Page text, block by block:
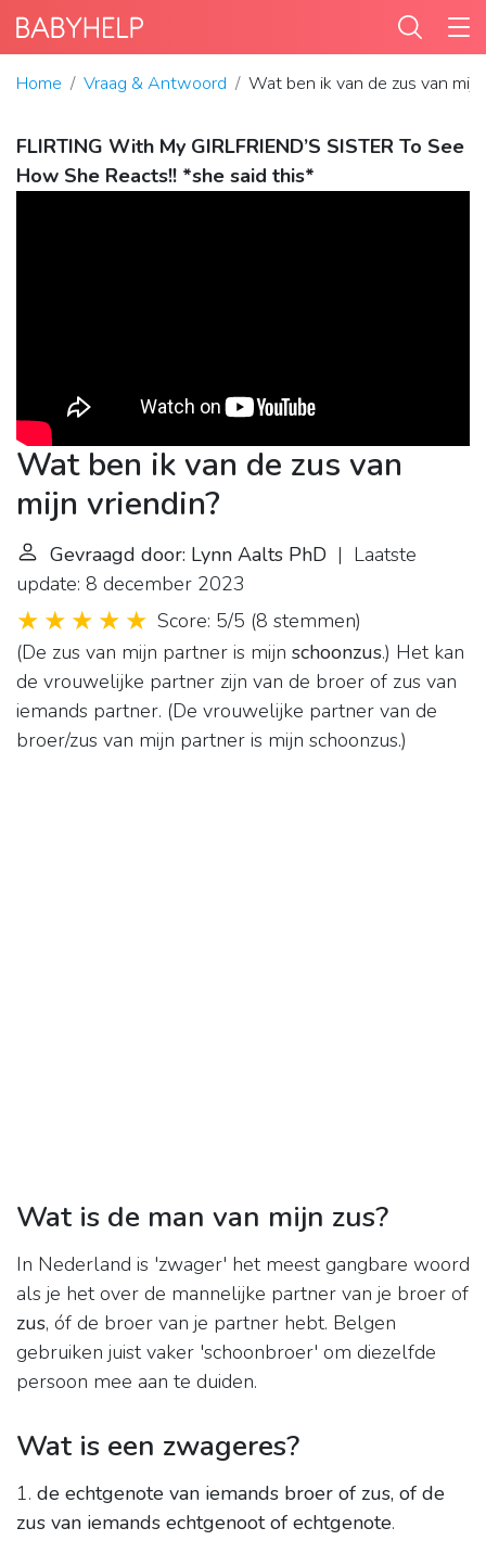
Home Vraag & Antwoord Wat ben ik van de zus van
FLIRTING With My GIRLFRIEND’S SISTER To See
How She Reacts!! *she said this*
Wat ben ik van de zus van
mijn vriendin?
Gevraagd door: Lynn Aalts PhD | Laatste
update: 8 december 2023
Score: 5/5 (8 stemmen)
(De zus van mijn partner is mijn schoonzus.) Het kan
de vrouwelijke partner zijn van de broer of zus van
iemands partner. (De vrouwelijke partner van de
broer/zus van mijn partner is mijn schoonzus.)
Wat is de man van mijn zus?
In Nederland is 'zwager' het meest gangbare woord
als je het over de mannelijke partner van je broer of
zus, óf de broer van je partner hebt. Belgen
gebruiken juist vaker 'schoonbroer' om diezelfde
persoon mee aan te duiden.
Wat is een zwageres?
1. de echtgenote van iemands broer of zus, of de
zus van iemands echtgenoot of echtgenote.